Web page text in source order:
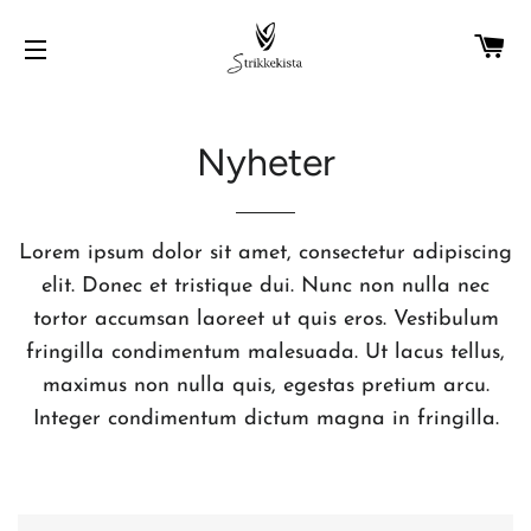
Nyheter
Lorem ipsum dolor sit amet, consectetur adipiscing
elit. Donec et tristique dui. Nunc non nulla nec
tortor accumsan laoreet ut quis eros. Vestibulum
fringilla condimentum malesuada. Ut lacus tellus,
maximus non nulla quis, egestas pretium arcu.
Integer condimentum dictum magna in fringilla.